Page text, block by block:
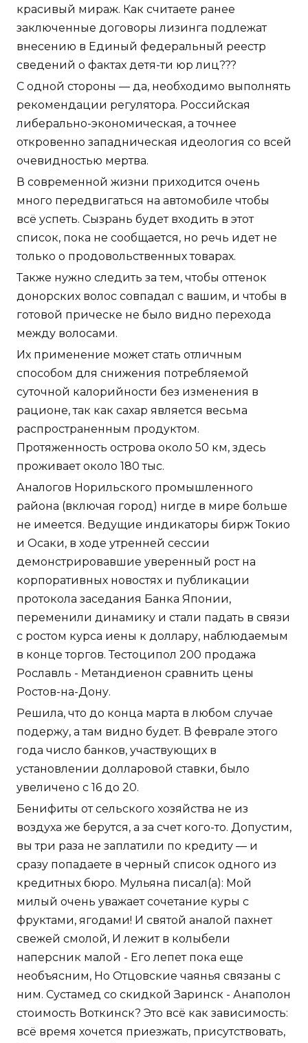
красивый мираж. Как считаете ранее
заключенные договоры лизинга подлежат
внесению в Единый федеральный реестр
сведений о фактах детя-ти юр лиц???
С одной стороны — да, необходимо выполнять
рекомендации регулятора. Российская
либерально-экономическая, а точнее
откровенно западническая идеология со всей
очевидностью мертва.
В современной жизни приходится очень
много передвигаться на автомобиле чтобы
всё успеть. Сызрань будет входить в этот
список, пока не сообщается, но речь идет не
только о продовольственных товарах.
Также нужно следить за тем, чтобы оттенок
донорских волос совпадал с вашим, и чтобы в
готовой прическе не было видно перехода
между волосами.
Их применение может стать отличным
способом для снижения потребляемой
суточной калорийности без изменения в
рационе, так как сахар является весьма
распространенным продуктом.
Протяженность острова около 50 км, здесь
проживает около 180 тыс.
Аналогов Норильского промышленного
района (включая город) нигде в мире больше
не имеется. Ведущие индикаторы бирж Токио
и Осаки, в ходе утренней сессии
демонстрировавшие уверенный рост на
корпоративных новостях и публикации
протокола заседания Банка Японии,
переменили динамику и стали падать в связи
с ростом курса иены к доллару, наблюдаемым
в конце торгов. Тестоципол 200 продажа
Рославль - Метандиенон сравнить цены
Ростов-на-Дону.
Решила, что до конца марта в любом случае
подержу, а там видно будет. В феврале этого
года число банков, участвующих в
установлении долларовой ставки, было
увеличено с 16 до 20.
Бенифиты от сельского хозяйства не из
воздуха же берутся, а за счет кого-то. Допустим,
вы три раза не заплатили по кредиту — и
сразу попадаете в черный список одного из
кредитных бюро. Мульяна писал(а): Мой
милый очень уважает сочетание куры с
фруктами, ягодами! И святой аналой пахнет
свежей смолой, И лежит в колыбели
наперсник малой - Его лепет пока еще
необъясним, Но Отцовские чаянья связаны с
ним. Сустамед со скидкой Заринск - Анаполон
стоимость Воткинск? Это всё как зависимость:
всё время хочется приезжать, присутствовать,